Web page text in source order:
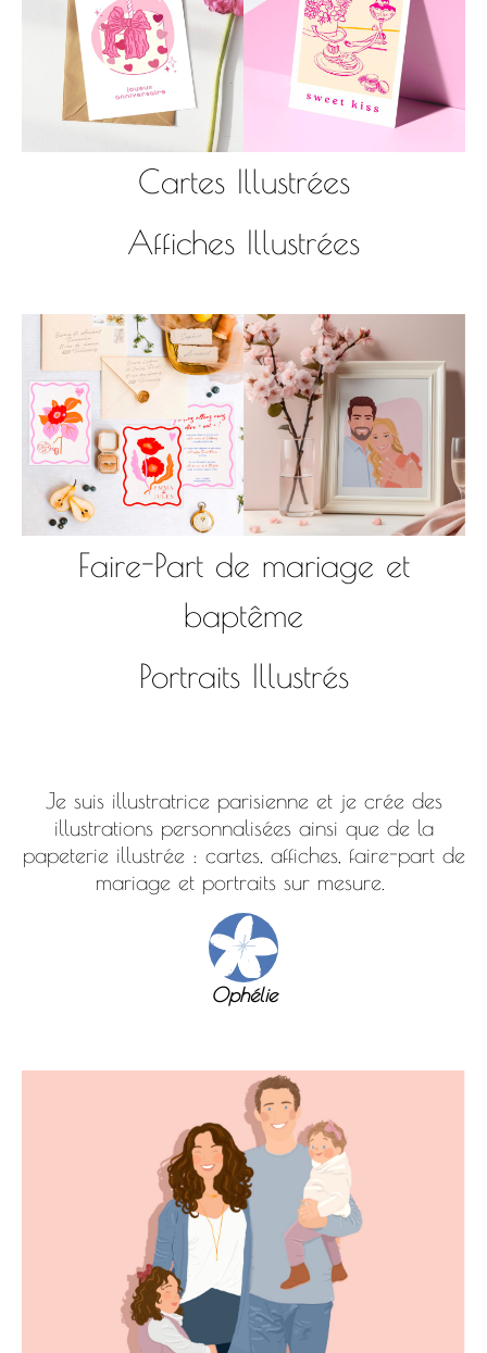
Cartes Illustrées
Affiches Illustrées
Faire-Part de mariage et
baptême
Portraits Illustrés
Je suis illustratrice parisienne et je crée des
illustrations personnalisées ainsi que de la
papeterie illustrée : cartes, affiches, faire-part de
mariage et portraits sur mesure.
Ophélie